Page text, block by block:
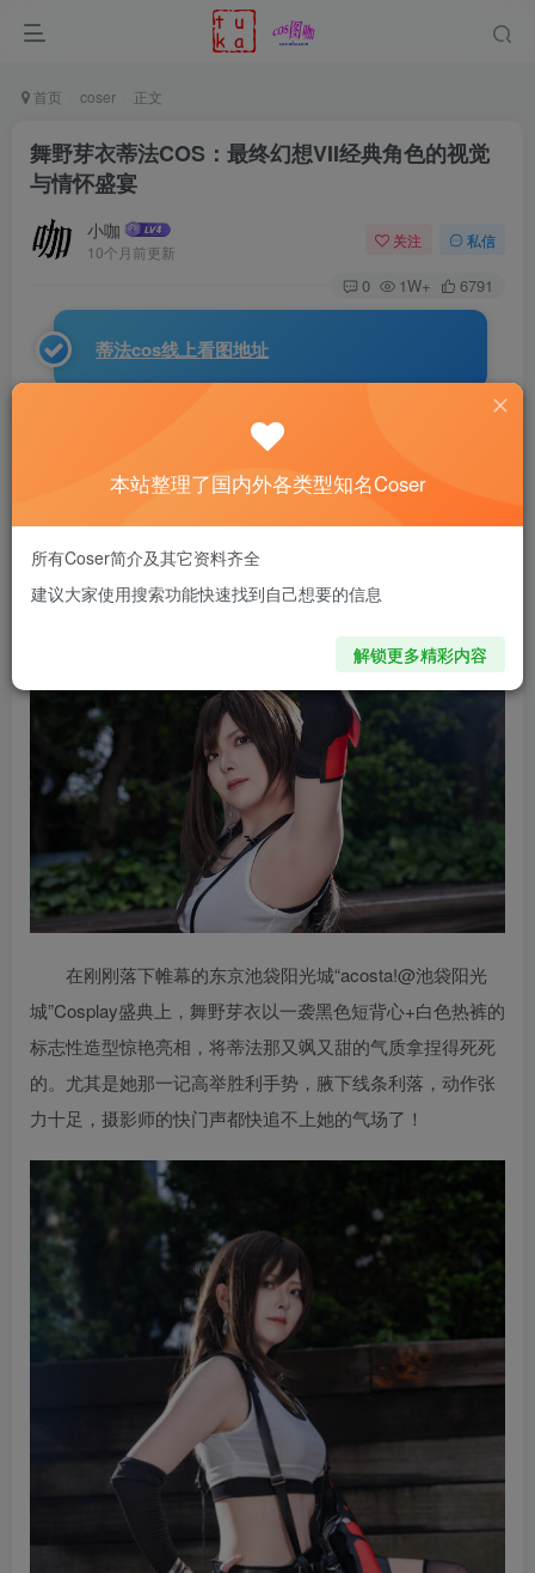
首页 coser 正文
舞野芽衣蒂法COS：最终幻想VII经典角色的视觉
与情怀盛宴
小咖
10个月前更新
关注 私信
0 1W+ 6791
蒂法cos线上看图地址
》的老粉丝，那一定不会对“第七
兵的女子感到陌生 – 没错，她就是 蒂法·洛克哈特。而今天的
衣 ！
在刚刚落下帷幕的东京池袋阳光城“acosta!@池袋阳光
城”Cosplay盛典上，舞野芽衣以一袭黑色短背心+白色热裤的
标志性造型惊艳亮相，将蒂法那又飒又甜的气质拿捏得死死
的。尤其是她那一记高举胜利手势，腋下线条利落，动作张
力十足，摄影师的快门声都快追不上她的气场了！
本站整理了国内外各类型知名Coser
所有Coser简介及其它资料齐全
建议大家使用搜索功能快速找到自己想要的信息
解锁更多精彩内容